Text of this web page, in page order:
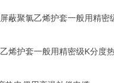
蔽聚氯乙烯护套一般用精密
烯护套一般用精密级K分度